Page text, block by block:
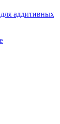
аддитивных